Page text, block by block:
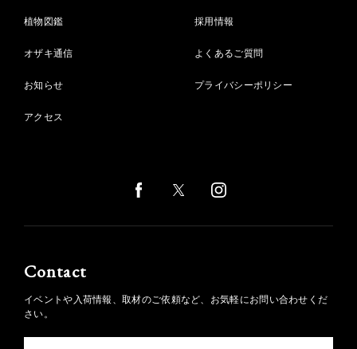
植物図鑑
オザキ通信
お知らせ
アクセス
採用情報
よくあるご質問
プライバシーポリシー
Contact
イベントや入荷情報、取材のご依頼など、お気軽にお問い合わせくだ
さい。